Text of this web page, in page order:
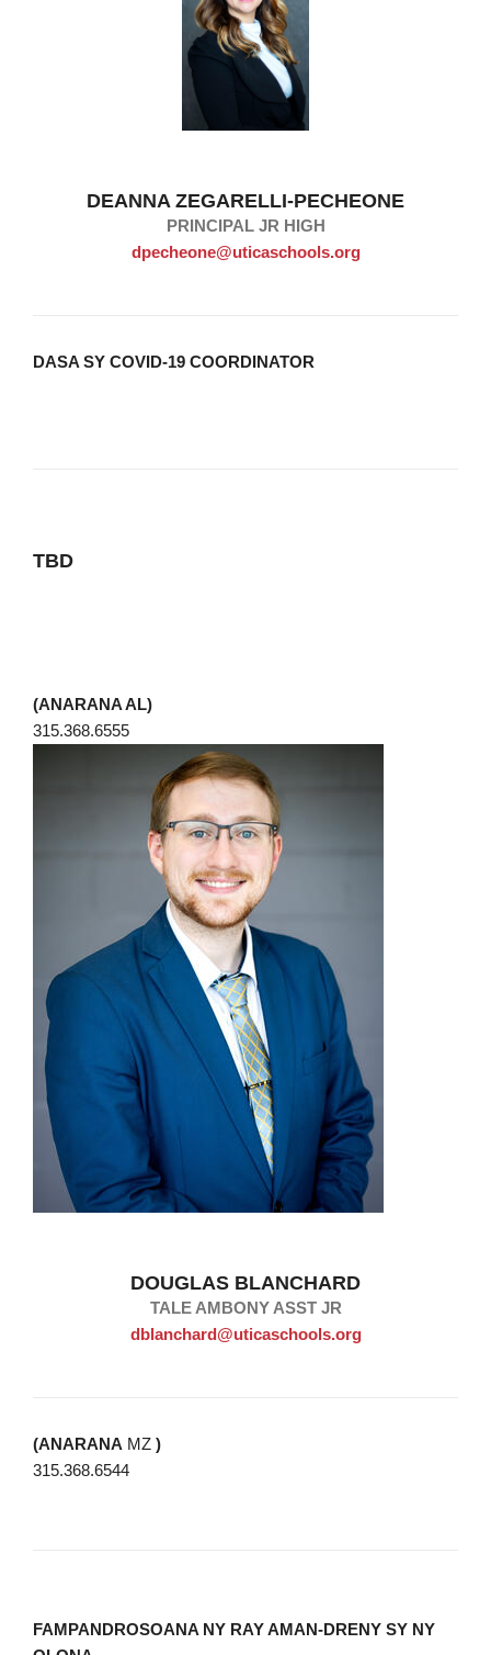
DEANNA ZEGARELLI-PECHEONE
PRINCIPAL JR HIGH
dpecheone@uticaschools.org
DASA SY COVID-19 COORDINATOR
TBD
(ANARANA AL)
315.368.6555
DOUGLAS BLANCHARD
TALE AMBONY ASST JR
dblanchard@uticaschools.org
(ANARANA MZ )
315.368.6544
FAMPANDROSOANA NY RAY AMAN-DRENY SY NY